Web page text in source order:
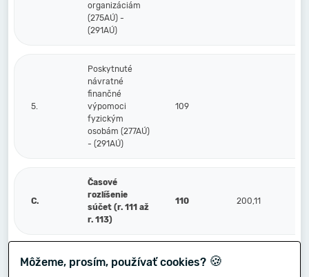
organizáciám
(275AÚ) -
(291AÚ)
5.
Poskytnuté
návratné
finančné
výpomoci
fyzickým
osobám (277AÚ)
- (291AÚ)
109
C.
Časové
rozlíšenie
súčet (r. 111 až
r. 113)
110 200,11
Náklady
budúcich období
Môžeme, prosím, používať cookies? 🍪